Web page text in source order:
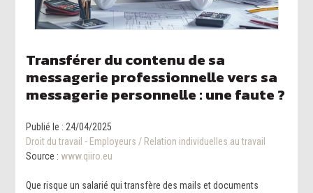
Transférer du contenu de sa
messagerie professionnelle vers sa
messagerie personnelle : une faute ?
Publié le : 24/04/2025
Droit du travail - Employeurs / Relation individuelles au travail
Source : www.qiiro.eu
Que risque un salarié qui transfère des mails et documents